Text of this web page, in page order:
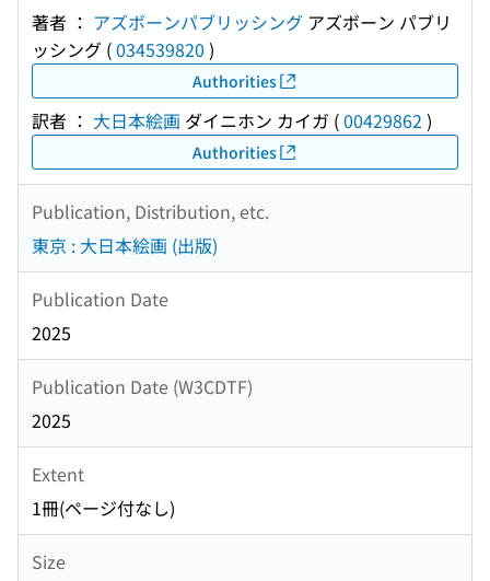
著者 ： アズボーンパブリッシング アズボーン パブリ
ッシング (034539820 )
Authorities
訳者 ： 大日本絵画 ダイニホン カイガ (00429862 )
Authorities
Publication, Distribution, etc.
東京 : 大日本絵画 (出版)
Publication Date
2025
Publication Date (W3CDTF)
2025
Extent
1冊(ページ付なし)
Size